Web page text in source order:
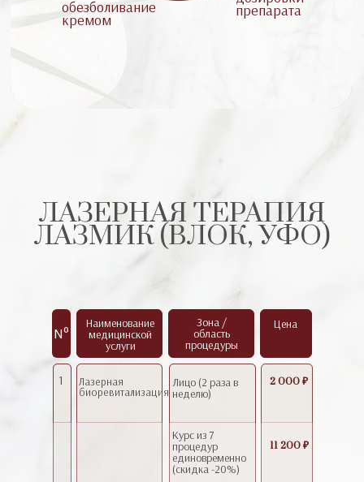
11 200 ₽
1
Лазерная
биоревитализация
Наименование
медицинской
услуги
Зона /
область
процедуры
Цена
Курс из 7
процедур
единовременно
(скидка -20%)
2 000 ₽
N°
Лицо (2 раза в
неделю)
ЛАЗЕРНАЯ ТЕРАПИЯ
ЛАЗМИК (ВЛОК, УФО)
препарата
обезболивание
кремом